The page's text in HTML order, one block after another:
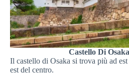
Castello Di Osaka
Il castello di Osaka si trova più ad
est del centro.